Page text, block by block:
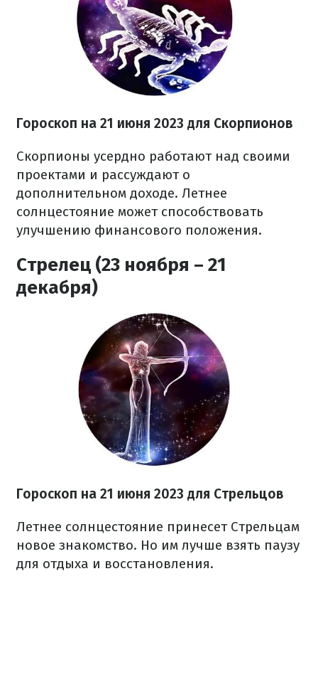
Гороскоп на 21 июня 2023 для Скорпионов
Скорпионы усердно работают над своими
проектами и рассуждают о
дополнительном доходе. Летнее
солнцестояние может способствовать
улучшению финансового положения.
Стрелец (23 ноября – 21
декабря)
Гороскоп на 21 июня 2023 для Стрельцов
Летнее солнцестояние принесет Стрельцам
новое знакомство. Но им лучше взять паузу
для отдыха и восстановления.